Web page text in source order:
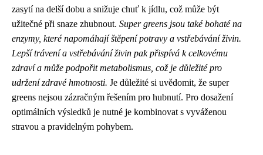
zasytí na delší dobu a snižuje chuť k jídlu, což může být
užitečné při snaze zhubnout. Super greens jsou také bohaté na
enzymy, které napomáhají štěpení potravy a vstřebávání živin.
Lepší trávení a vstřebávání živin pak přispívá k celkovému
zdraví a může podpořit metabolismus, což je důležité pro
udržení zdravé hmotnosti. Je důležité si uvědomit, že super
greens nejsou zázračným řešením pro hubnutí. Pro dosažení
optimálních výsledků je nutné je kombinovat s vyváženou
stravou a pravidelným pohybem.